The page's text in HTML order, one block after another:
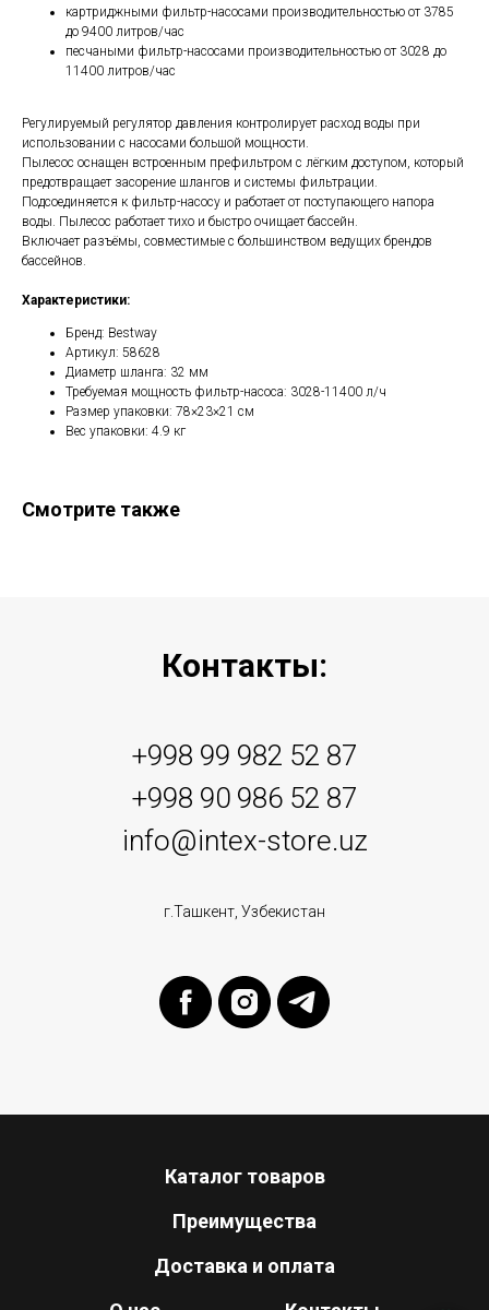
картриджными фильтр-насосами производительностью от 3785
до 9400 литров/час
песчаными фильтр-насосами производительностью от 3028 до
11400 литров/час
Регулируемый регулятор давления контролирует расход воды при
использовании с насосами большой мощности.
Пылесос оснащен встроенным префильтром с лёгким доступом, который
предотвращает засорение шлангов и системы фильтрации.
Подсоединяется к фильтр-насосу и работает от поступающего напора
воды. Пылесос работает тихо и быстро очищает бассейн.
Включает разъёмы, совместимые с большинством ведущих брендов
бассейнов.
Характеристики:
Бренд: Bestway
Артикул: 58628
Диаметр шланга: 32 мм
Требуемая мощность фильтр-насоса: 3028-11400 л/ч
Размер упаковки: 78×23×21 см
Вес упаковки: 4.9 кг
Смотрите также
Контакты:
+998 99 982 52 87
+998 90 986 52 87
info@intex-store.uz
г.Ташкент, Узбекистан
Каталог товаров
Преимущества
Доставка и оплата